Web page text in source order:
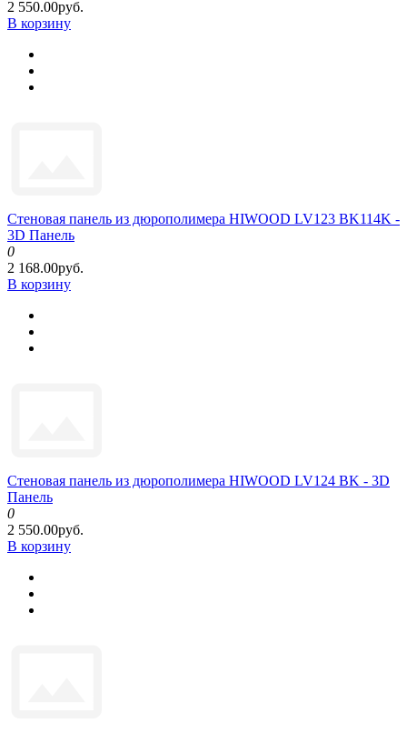
2 550.00руб.
В корзину
Стеновая панель из дюрополимера HIWOOD LV123 BK114K -
3D Панель
0
2 168.00руб.
В корзину
Стеновая панель из дюрополимера HIWOOD LV124 BK - 3D
Панель
0
2 550.00руб.
В корзину